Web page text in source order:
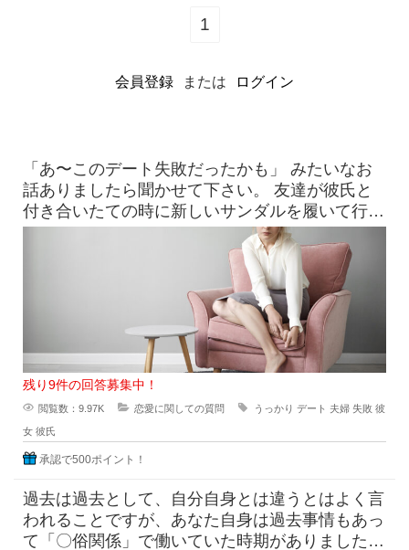
1
会員登録 または ログイン
「あ〜このデート失敗だったかも」 みたいなお
話ありましたら聞かせて下さい。 友達が彼氏と
付き合いたての時に新しいサンダルを履いて行っ
たら、見事に靴擦れを
残り9件の回答募集中！
閲覧数：9.97K 恋愛に関しての質問 うっかり デート 夫婦 失敗 彼
女 彼氏
承認で500ポイント！
過去は過去として、自分自身とは違うとはよく言
われることですが、あなた自身は過去事情もあっ
て「〇俗関係」で働いていた時期がありました